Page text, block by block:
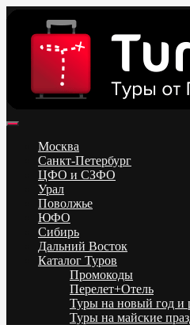
content
Низкие цены на путевки 3-7-10
море. Распродажа
Обновление каждый день.
Москва
Санкт-Петербург
ЦФО и СЗФО
Урал
Поволжье
ЮФО
Сибирь
Дальний Восток
Каталог Туров
Промокоды
Перелет+Отель
Туры на новый год и
Туры на майские